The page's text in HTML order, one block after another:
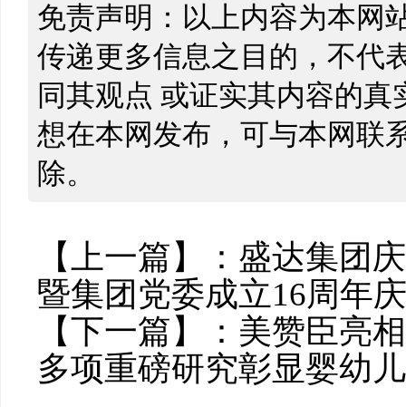
免责声明：以上内容为本网
传递更多信息之目的，不代
同其观点 或证实其内容的
想在本网发布，可与本网联
除。
【上一篇】： 盛达集团
暨集团党委成立16周年
【下一篇】： 美赞臣亮
多项重磅研究彰显婴幼